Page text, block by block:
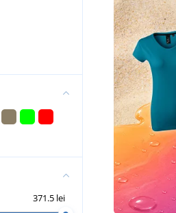
371.5 lei